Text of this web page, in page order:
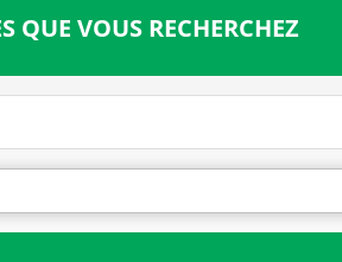
QUE VOUS RECHERCHEZ